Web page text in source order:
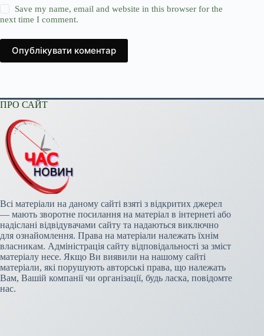
Save my name, email and website in this browser for the
next time I comment.
Опублікувати коментар
ПРО САЙТ
Всі матеріали на даному сайті взяті з відкритих джерел
— мають зворотне посилання на матеріал в інтернеті або
надіслані відвідувачами сайту та надаються виключно
для ознайомлення. Права на матеріали належать їхнім
власникам. Адміністрація сайту відповідальності за зміст
матеріалу несе. Якщо Ви виявили на нашому сайті
матеріали, які порушують авторські права, що належать
Вам, Вашій компанії чи організації, будь ласка, повідомте
нас.